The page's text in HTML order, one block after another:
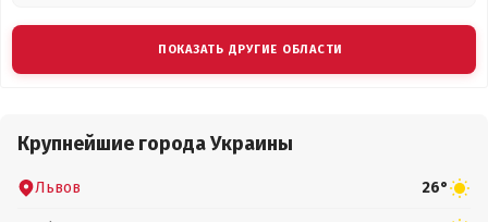
ПОКАЗАТЬ ДРУГИЕ ОБЛАСТИ
Крупнейшие города Украины
Львов 26°